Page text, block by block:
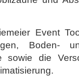
Event
Boden-
sowie die